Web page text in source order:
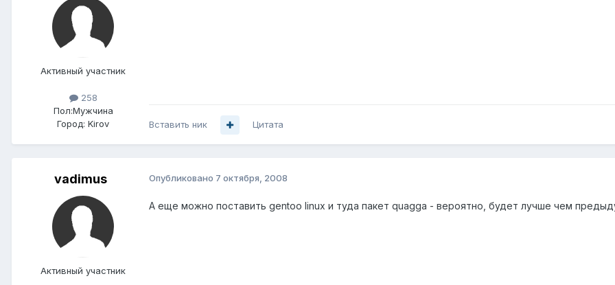
Активный участник
258
Пол:Мужчина
Город: Kirov Вставить ник Цитата
vadimus
Активный участник
Опубликовано 7 октября, 2008
А еще можно поставить gentoo linux и туда пакет quagga - вероятно, будет лучше чем